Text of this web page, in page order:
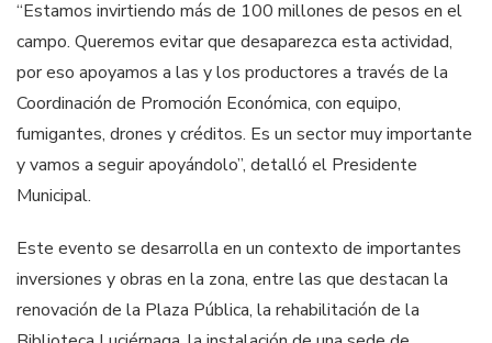
“Estamos invirtiendo más de 100 millones de pesos en el
campo. Queremos evitar que desaparezca esta actividad,
por eso apoyamos a las y los productores a través de la
Coordinación de Promoción Económica, con equipo,
fumigantes, drones y créditos. Es un sector muy importante
y vamos a seguir apoyándolo”, detalló el Presidente
Municipal.
Este evento se desarrolla en un contexto de importantes
inversiones y obras en la zona, entre las que destacan la
renovación de la Plaza Pública, la rehabilitación de la